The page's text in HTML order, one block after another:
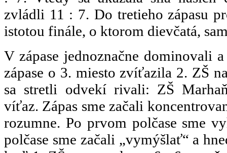
zvládli 11 : 7. Do tretieho zápasu
istotou finále, o ktorom dievčatá,
V zápase jednoznačne dominovali
zápase o 3. miesto zvíťazila 2. ZŠ
sa stretli odvekí rivali: ZŠ
víťaz. Zápas sme začali
rozumne. Po prvom polčase sme
polčase sme začali „vymýšlať“ a